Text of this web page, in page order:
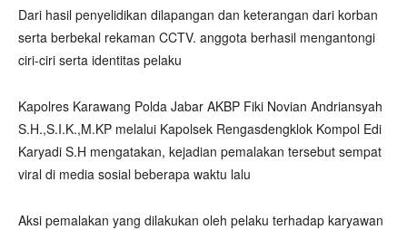
Dari hasil penyelidikan dilapangan dan keterangan dari korban
serta berbekal rekaman CCTV. anggota berhasil mengantongi
ciri-ciri serta identitas pelaku
Kapolres Karawang Polda Jabar AKBP Fiki Novian Andriansyah
S.H.,S.I.K.,M.KP melalui Kapolsek Rengasdengklok Kompol Edi
Karyadi S.H mengatakan, kejadian pemalakan tersebut sempat
viral di media sosial beberapa waktu lalu
Aksi pemalakan yang dilakukan oleh pelaku terhadap karyawan